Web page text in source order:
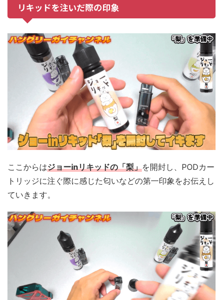
リキッドを注いだ際の印象
ここからはジョーinリキッドの「梨」を開封し、PODカー
トリッジに注ぐ際に感じた匂いなどの第一印象をお伝えし
ていきます。